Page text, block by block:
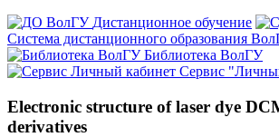
Дистанционное обучение
Система дистанционного образования
Библиотека ВолГУ
Сервис
Electronic structure of laser dye
derivatives